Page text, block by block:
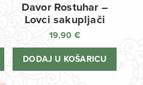
Davor Rostuhar –
Lovci sakupljači
19,90 €
DODAJ U KOŠARICU